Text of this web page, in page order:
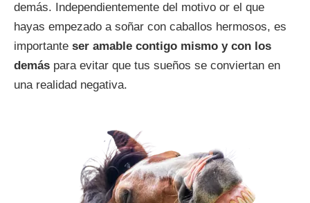
demás. Independientemente del motivo or el que
hayas empezado a soñar con caballos hermosos, es
importante ser amable contigo mismo y con los
demás para evitar que tus sueños se conviertan en
una realidad negativa.